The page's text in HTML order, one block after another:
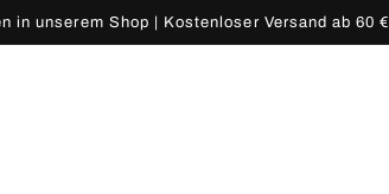
in unserem Shop | Kostenloser Versand ab 60 €